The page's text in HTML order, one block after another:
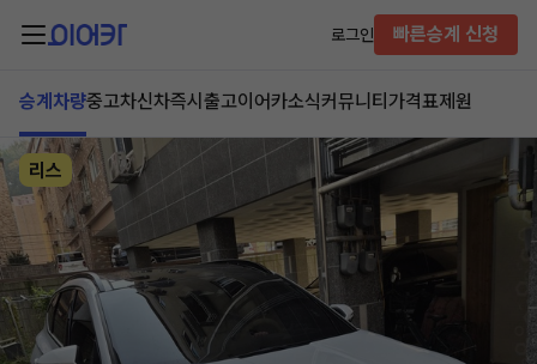
로그인 빠른승계 신청
승계차량중고차신차즉시출고이어카소식커뮤니티 가격표제원
리스